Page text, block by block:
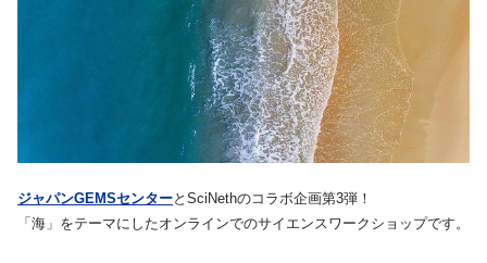
ジャパンGEMSセンターとSciNethのコラボ企画第3弾！
「海」をテーマにしたオンラインでのサイエンスワークショップです。